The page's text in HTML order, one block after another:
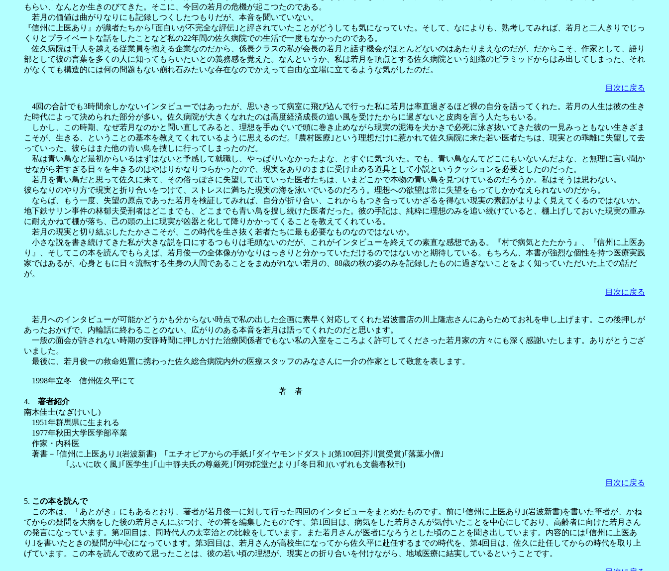
もらい、なんとか生きのびてきた。そこに、今回の若月の危機が起こつたのである。
若月の価値は曲がりなりにも記録しつくしたつもりだが、本音を聞いていない。
『信州に上医あり』が識者たちから｢面白いが不完全な評伝｣と評されていたことがどうしても気になっていた。そして、なによりも、熟考してみれば、若月と二人きりでじっ
くりとプライベートな話をしたことなど私の22年間の佐久病院での生活で一度もなかったのである。
佐久病院は千人を越える従業員を抱える企業なのだから、係長クラスの私が会長の若月と話す機会がほとんどないのはあたりまえなのだが、だからこそ、作家として、語り
部として彼の言葉を多くの人に知ってもらいたいとの義務感を覚えた。なんというか、私は若月を頂点とする佐久病院という組織のピラミッドからはみ出してしまった、それ
がなくても構造的には何の問題もない崩れ石みたいな存在なのでかえって自由な立場に立てるような気がしたのだ。
目次に戻る
4回の合計でも3時間余しかないインタビューではあったが、思いきって病室に飛び込んで行った私に若月は率直過ぎるほど裸の自分を語ってくれた。若月の人生は彼の生き
た時代によって決められた部分が多い。佐久病院が大きくなれたのは高度経済成長の追い風を受けたからに過ぎないと皮肉を言う人たちもいる。
しかし、この時期、なぜ若月なのかと問い直してみると、理想を手ぬぐいで頭に巻き止めながら現実の泥海を犬かきで必死に泳ぎ抜いてきた彼の一見みっともない生きざま
こそが、生きる、ということの基本を教えてくれているように思えるのだ。｢農村医療｣という理想だけに惹かれて佐久病院に来た若い医者たちは、現実との乖離に失望して去
っていった。彼らはまた他の青い鳥を捜しに行ってしまったのだ。
私は青い鳥など最初からいるはずはないと予感して就職し、やっぱりいなかったよな、とすぐに気づいた。でも、青い鳥なんてどこにもいないんだよな、と無理に言い聞か
せながら若すぎる日々を生きるのはやはりかなりつらかったので、現実をありのままに受け止める道具として小説というクッションを必要としたのだった。
若月を青い鳥だと思って佐久に来て、その俗っぽさに失望して出ていった医者たちは、いまどこかで本物の青い鳥を見つけているのだろうか。私はそうは思わない。
彼らなりのやり方で現実と折り合いをつけて、ストレスに満ちた現実の海を泳いでいるのだろう。理想への欲望は常に失望をもってしかかなえられないのだから。
ならば、もう一度、失望の原点であった若月を検証してみれば、自分が折り合い、これからもつき合っていかざるを得ない現実の素顔がよりよく見えてくるのではないか。
地下鉄サリン事件の林郁夫受刑者はどこまでも、どこまでも青い鳥を捜し続けた医者だった。彼の手記は、純粋に理想のみを追い続けていると、棚上げしておいた現実の重み
に耐えかねて棚が落ち、己の頭の上に現実が凶器と化して降りかかってくることを教えてくれている。
若月の現実と切り結ぶしたたかさこそが、この時代を生さ抜く若者たちに最も必要なものなのではないか。
小さな説を書き続けてきた私が大きな説を口にするつもりは毛頭ないのだが、これがインタビューを終えての素直な感想である。『村で病気とたたかう』、『信州に上医あ
り』、そしてこの本を読んでもらえば、若月俊一の全体像がかなりはっきりと分かっていただけるのではないかと期待している。もちろん、本書が強烈な個性を持つ医療実践
家ではあるが、心身ともに日々流転する生身の人間であることをまぬがれない若月の、88歳の秋の姿のみを記録したものに過ぎないことをよく知っていただいた上での話だ
が。
目次に戻る
若月へのインタビューが可能かどうかも分からない時点で私の出した企画に素早く対応してくれた岩波書店の川上隆志さんにあらためてお礼を申し上げます。この後押しが
あったおかげで、内輪話に終わることのない、広がりのある本音を若月は語ってくれたのだと思います。
一般の面会が許されない時期の安静時間に押しかけた治療関係者でもない私の入室をこころよく許可してくださった若月家の方々にも深く感謝いたします。ありがとうござ
いました。
最後に、若月俊一の救命処置に携わった佐久総合病院内外の医療スタッフのみなさんに一介の作家として敬意を表します。
1998年立冬 信州佐久平にて
著 者
4. 著者紹介
南木佳士(なぎけいし)
1951年群馬県に生まれる
1977年秋田大学医学部卒業
作家・内科医
著書－｢信州に上医あり｣(岩波新書) ｢エチオピアからの手紙｣｢ダイヤモンドダスト｣(第100回芥川賞受賞)｢落葉小僧｣
｢ふいに吹く風｣｢医学生｣｢山中静夫氏の尊厳死｣｢阿弥陀堂だより｣｢冬日和｣(いずれも文藝春秋刊)
目次に戻る
5. この本を読んで
この本は、「あとがき」にもあるとおり、著者が若月俊一に対して行った四回のインタビューをまとめたものです。前に｢信州に上医あり｣(岩波新書)を書いた筆者が、かね
てからの疑問を大病をした後の若月さんにぶつけ、その答を編集したものです。第1回目は、病気をした若月さんが気付いたことを中心にしており、高齢者に向けた若月さん
の発言になっています。第2回目は、同時代人の太宰治との比較をしています。また若月さんが医者になろうとした頃のことを聞き出しています。内容的には｢信州に上医あ
り｣を書いたときの疑問が中心になっています。第3回目は、若月さんが高校生になってから佐久平に赴任するまでの時代を、第4回目は、佐久に赴任してからの時代を取り上
げています。この本を読んで改めて思ったことは、彼の若い頃の理想が、現実との折り合いを付けながら、地域医療に結実しているということです。